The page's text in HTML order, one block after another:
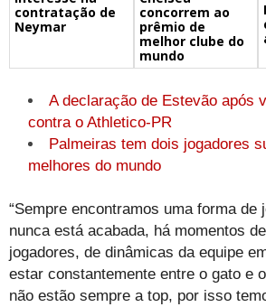
contratação de
Neymar
concorrem ao
prêmio de
melhor clube do
mundo
A declaração de Estevão após
contra o Athletico-PR
Palmeiras tem dois jogadores
melhores do mundo
“Sempre encontramos uma forma de
nunca está acabada, há momentos
jogadores, de dinâmicas da equipe
estar constantemente entre o gato e
não estão sempre a top, por isso